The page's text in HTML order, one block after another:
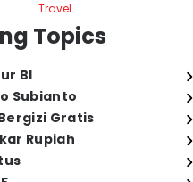
Travel
Topics
BI
Subianto
Gratis
Rupiah